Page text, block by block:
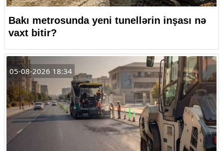
Bakı metrosunda yeni tunellərin inşası nə
vaxt bitir?
05-08-2026 18:34